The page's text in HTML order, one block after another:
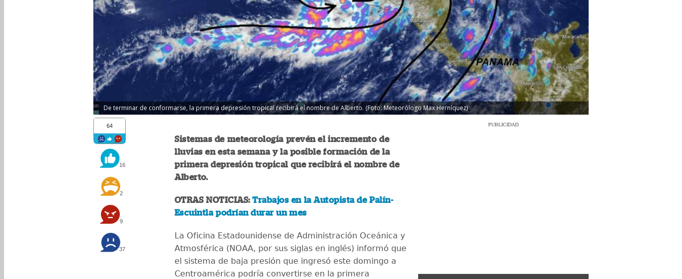
De terminar de conformarse, la primera depresión tropical recibirá el nombre de Alberto. (Foto: Meteorólogo Max Herníquez)
64
16
2
9
37
Sistemas de meteorología prevén el incremento de
lluvias en esta semana y la posible formación de la
primera depresión tropical que recibirá el nombre de
Alberto.
OTRAS NOTICIAS:Trabajos en la Autopista de Palín-
Escuintla podrían durar un mes
La Oficina Estadounidense de Administración Oceánica y
Atmosférica (NOAA, por sus siglas en inglés) informó que
el sistema de baja presión que ingresó este domingo a
Centroamérica podría convertirse en la primera
PUBLICIDAD